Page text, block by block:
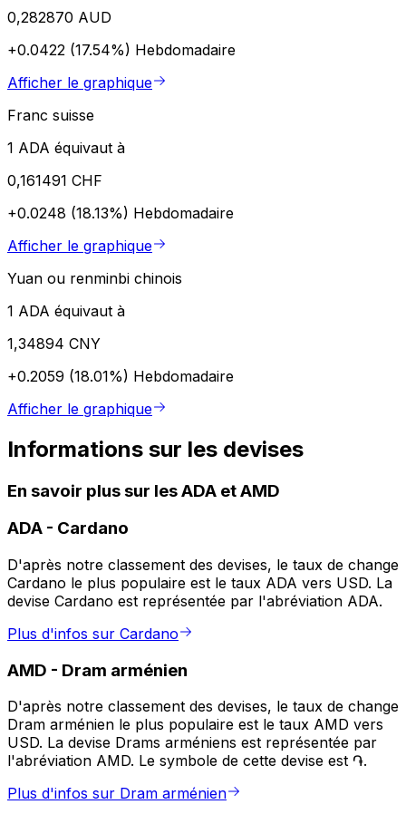
0,282870 AUD
+0.0422 (17.54%) Hebdomadaire
Afficher le graphique
Franc suisse
1 ADA équivaut à
0,161491 CHF
+0.0248 (18.13%) Hebdomadaire
Afficher le graphique
Yuan ou renminbi chinois
1 ADA équivaut à
1,34894 CNY
+0.2059 (18.01%) Hebdomadaire
Afficher le graphique
Informations sur les devises
En savoir plus sur les ADA et AMD
ADA - Cardano
D'après notre classement des devises, le taux de change
Cardano le plus populaire est le taux ADA vers USD. La
devise Cardano est représentée par l'abréviation ADA.
Plus d'infos sur Cardano
AMD - Dram arménien
D'après notre classement des devises, le taux de change
Dram arménien le plus populaire est le taux AMD vers
USD. La devise Drams arméniens est représentée par
l'abréviation AMD. Le symbole de cette devise est ֏.
Plus d'infos sur Dram arménien